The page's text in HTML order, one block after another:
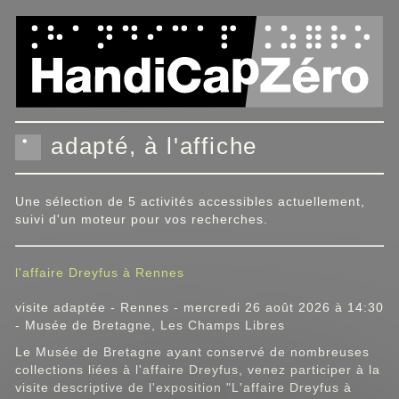
adapté, à l'affiche
Une sélection de 5 activités accessibles actuellement,
suivi d'un moteur pour vos recherches.
l'affaire Dreyfus à Rennes
visite adaptée - Rennes - mercredi 26 août 2026 à 14:30
- Musée de Bretagne, Les Champs Libres
Le Musée de Bretagne ayant conservé de nombreuses
collections liées à l'affaire Dreyfus, venez participer à la
visite descriptive de l'exposition "L'affaire Dreyfus à